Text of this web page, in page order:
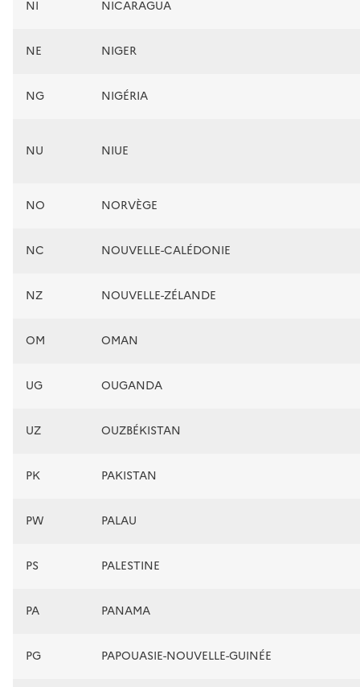
NI NICARAGUA
NE NIGER
NG NIGÉRIA
NU NIUE
NO NORVÈGE
NC NOUVELLE-CALÉDONIE
NZ NOUVELLE-ZÉLANDE
OM OMAN
UG OUGANDA
UZ OUZBÉKISTAN
PK PAKISTAN
PW PALAU
PS PALESTINE
PA PANAMA
PG PAPOUASIE-NOUVELLE-GUINÉE